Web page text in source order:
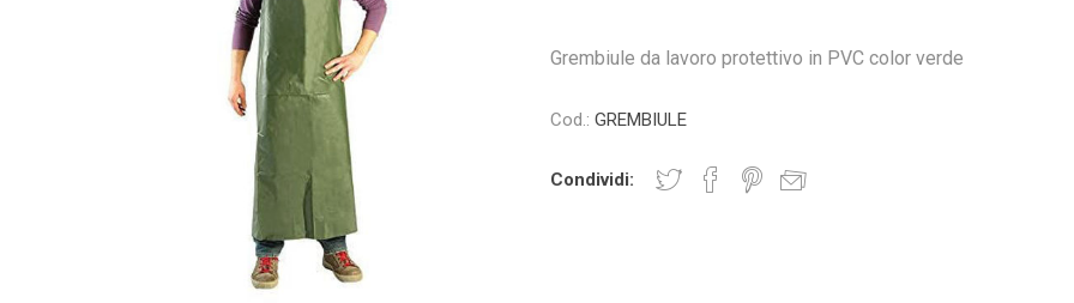
Felco
Mareva
Grembiule da lavoro protettivo in PVC color verde
Cod.: GREMBIULE
Condividi: